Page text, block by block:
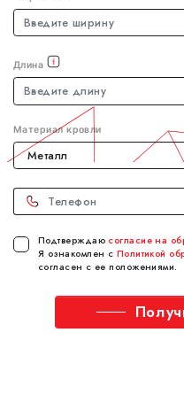
Длина
Материал кровли
Телефон
Подтверждаюсогласие на
Я ознакомлен с Политикой
согласен с ее положениями.